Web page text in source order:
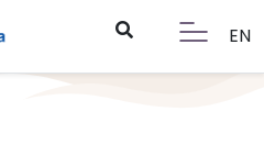
EN